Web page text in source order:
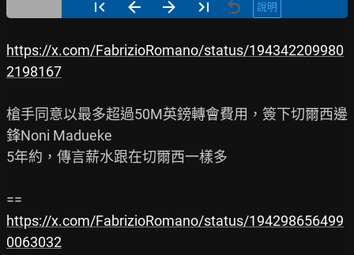
說明
https://x.com/FabrizioRomano/status/194342209980
2198167
槍手同意以最多超過50M英鎊轉會費用，簽下切爾西邊
鋒Noni Madueke
5年約，傳言薪水跟在切爾西一樣多
https://x.com/FabrizioRomano/status/194298656499
0063032